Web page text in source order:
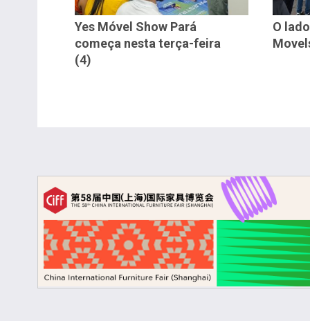
Yes Móvel Show Pará
começa nesta terça-feira
(4)
O